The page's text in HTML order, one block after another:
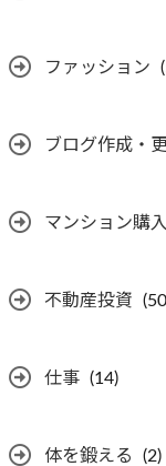
ファッション
ブログ作成・
マンション購入
不動産投資
仕事 (14)
体を鍛える (2)